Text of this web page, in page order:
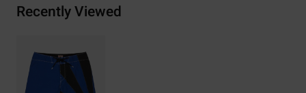
Recently Viewed